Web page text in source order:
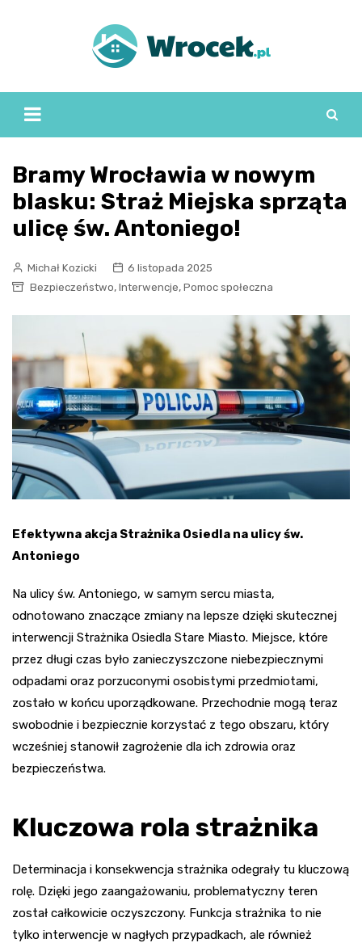
Bramy Wrocławia w nowym
blasku: Straż Miejska sprząta
ulicę św. Antoniego!
Michał Kozicki
6 listopada 2025
Bezpieczeństwo, Interwencje, Pomoc społeczna
Efektywna akcja Strażnika Osiedla na ulicy św.
Antoniego
Na ulicy św. Antoniego, w samym sercu miasta,
odnotowano znaczące zmiany na lepsze dzięki skutecznej
interwencji Strażnika Osiedla Stare Miasto. Miejsce, które
przez długi czas było zanieczyszczone niebezpiecznymi
odpadami oraz porzuconymi osobistymi przedmiotami,
zostało w końcu uporządkowane. Przechodnie mogą teraz
swobodnie i bezpiecznie korzystać z tego obszaru, który
wcześniej stanowił zagrożenie dla ich zdrowia oraz
bezpieczeństwa.
Kluczowa rola strażnika
Determinacja i konsekwencja strażnika odegrały tu kluczową
rolę. Dzięki jego zaangażowaniu, problematyczny teren
został całkowicie oczyszczony. Funkcja strażnika to nie
tylko interwencje w nagłych przypadkach, ale również